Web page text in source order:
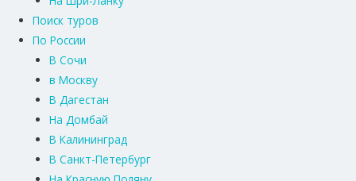
Поиск туров
По России
В Сочи
в Москву
В Дагестан
На Домбай
В Калининград
В Санкт-Петербург